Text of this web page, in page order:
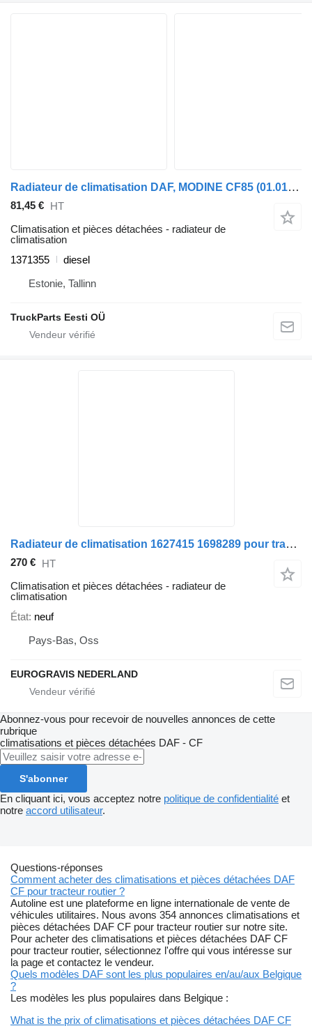
Radiateur de climatisation DAF, MODINE CF85 (01.01-) 1371355 pour tracteur routier DAF LF45, LF55, LF180, CF65, CF75, CF85 (2001-)
81,45 € HT
Climatisation et pièces détachées - radiateur de
climatisation
1371355
diesel
Estonie, Tallinn
TruckParts Eesti OÜ
Radiateur de climatisation 1627415 1698289 pour tracteur routier DAF cf
270 € HT
Climatisation et pièces détachées - radiateur de
climatisation
État neuf
Pays-Bas, Oss
EUROGRAVIS NEDERLAND
Abonnez-vous pour recevoir de nouvelles annonces de cette
rubrique
climatisations et pièces détachées DAF - CF
S'abonner
En cliquant ici, vous acceptez notre politique de confidentialité et
notre accord utilisateur.
Questions-réponses
Comment acheter des climatisations et pièces détachées DAF
CF pour tracteur routier ?
Autoline est une plateforme en ligne internationale de vente de
véhicules utilitaires. Nous avons 354 annonces climatisations et
pièces détachées DAF CF pour tracteur routier sur notre site.
Pour acheter des climatisations et pièces détachées DAF CF
pour tracteur routier, sélectionnez l'offre qui vous intéresse sur
la page et contactez le vendeur.
Quels modèles DAF sont les plus populaires en/au/aux Belgique
?
Les modèles les plus populaires dans Belgique :
What is the prix of climatisations et pièces détachées DAF CF